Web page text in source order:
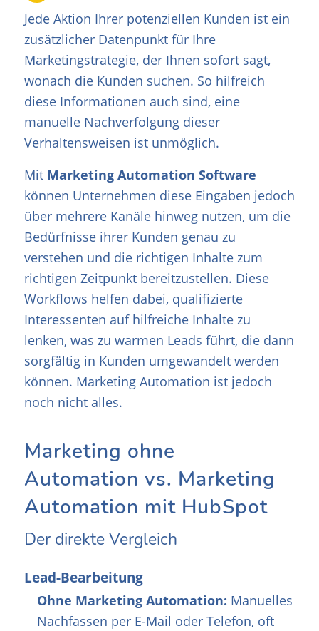
Jede Aktion Ihrer potenziellen Kunden ist ein
zusätzlicher Datenpunkt für Ihre
Marketingstrategie, der Ihnen sofort sagt,
wonach die Kunden suchen. So hilfreich
diese Informationen auch sind, eine
manuelle Nachverfolgung dieser
Verhaltensweisen ist unmöglich.
Mit Marketing Automation Software
können Unternehmen diese Eingaben jedoch
über mehrere Kanäle hinweg nutzen, um die
Bedürfnisse ihrer Kunden genau zu
verstehen und die richtigen Inhalte zum
richtigen Zeitpunkt bereitzustellen. Diese
Workflows helfen dabei, qualifizierte
Interessenten auf hilfreiche Inhalte zu
lenken, was zu warmen Leads führt, die dann
sorgfältig in Kunden umgewandelt werden
können. Marketing Automation ist jedoch
noch nicht alles.
Marketing ohne
Automation vs. Marketing
Automation mit HubSpot
Der direkte Vergleich
Lead-Bearbeitung
Ohne Marketing Automation: Manuelles
Nachfassen per E-Mail oder Telefon, oft